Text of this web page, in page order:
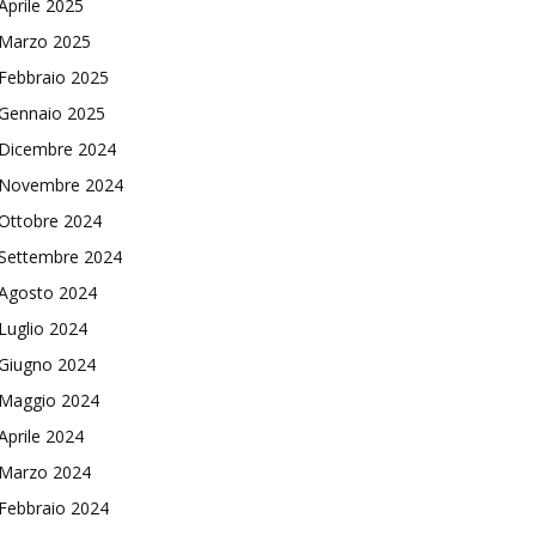
2025
2025
2025
2025
2024
2024
2024
2024
2024
2024
2024
2024
2024
2024
2024